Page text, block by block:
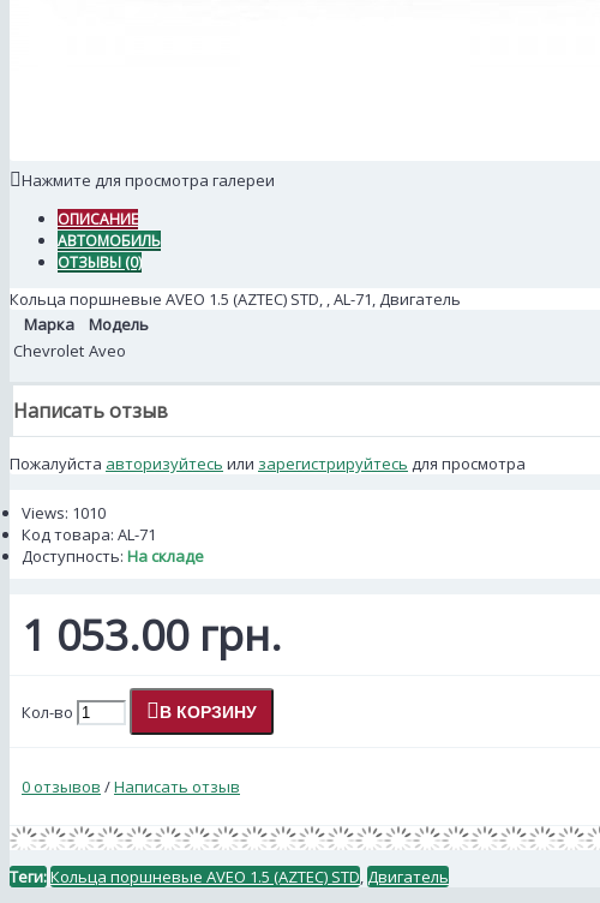
Нажмите для просмотра галереи
ОПИСАНИЕ
АВТОМОБИЛЬ
ОТЗЫВЫ (0)
Кольца поршневые AVEO 1.5 (AZTEC) STD, , AL-71, Двигатель
Марка
Модель
Chevrolet Aveo
Написать отзыв
Пожалуйста авторизуйтесь или зарегистрируйтесь для просмотра
Views: 1010
Код товара: AL-71
Доступность: На складе
1 053.00 грн.
Кол-во В КОРЗИНУ
0 отзывов /Написать отзыв
Теги:Кольца поршневые AVEO 1.5 (AZTEC) STD,Двигатель